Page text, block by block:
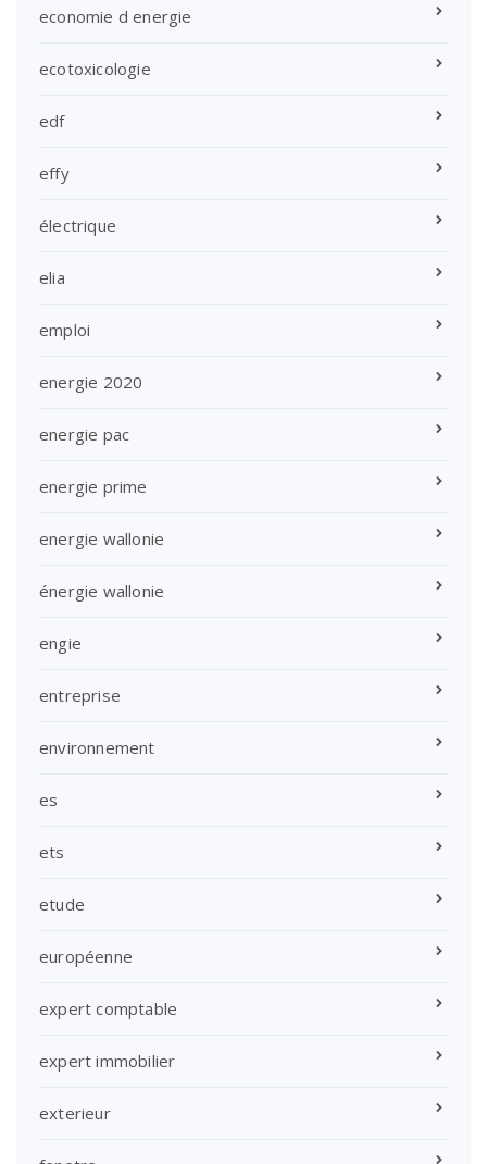
economie d energie
ecotoxicologie
edf
effy
électrique
elia
emploi
energie 2020
energie pac
energie prime
energie wallonie
énergie wallonie
engie
entreprise
environnement
es
ets
etude
européenne
expert comptable
expert immobilier
exterieur